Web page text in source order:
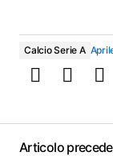
Calcio Serie A
Articolo